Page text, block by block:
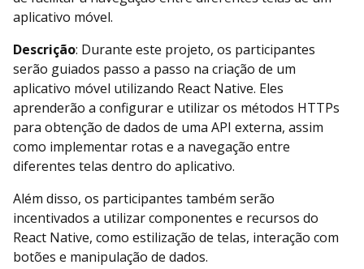
aplicativo móvel.
Descrição: Durante este projeto, os participantes
serão guiados passo a passo na criação de um
aplicativo móvel utilizando React Native. Eles
aprenderão a configurar e utilizar os métodos HTTPs
para obtenção de dados de uma API externa, assim
como implementar rotas e a navegação entre
diferentes telas dentro do aplicativo.
Além disso, os participantes também serão
incentivados a utilizar componentes e recursos do
React Native, como estilização de telas, interação com
botões e manipulação de dados.